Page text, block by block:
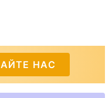
НАС